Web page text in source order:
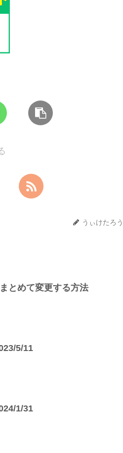
うぃけたろう
とめて変更する方法
5/11
1/31